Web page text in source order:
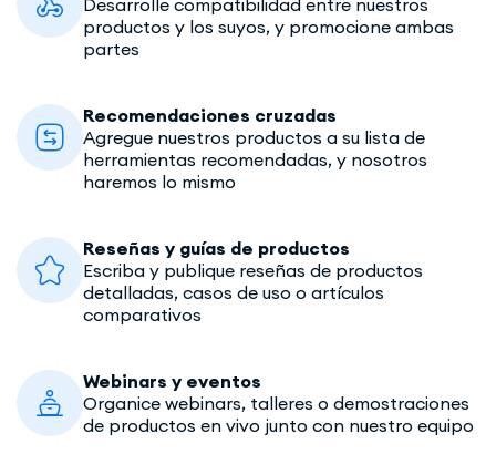
productos y los suyos, y promocione ambas
partes
Recomendaciones cruzadas
Agregue nuestros productos a su lista de
herramientas recomendadas, y nosotros
haremos lo mismo
Reseñas y guías de productos
Escriba y publique reseñas de productos
detalladas, casos de uso o artículos
comparativos
Webinars y eventos
Organice webinars, talleres o demostraciones
de productos en vivo junto con nuestro equipo